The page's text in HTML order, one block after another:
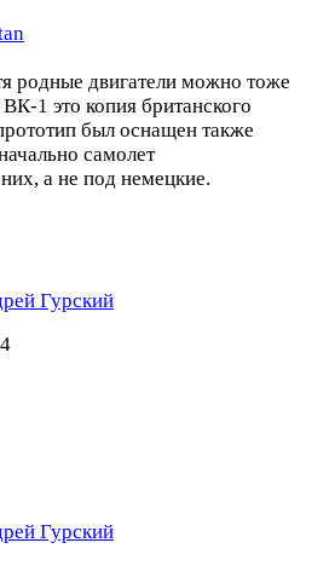
родные двигатели можно тоже
1 это копия британского
был оснащен также
самолет
а не под немецкие.
Гурский
Гурский